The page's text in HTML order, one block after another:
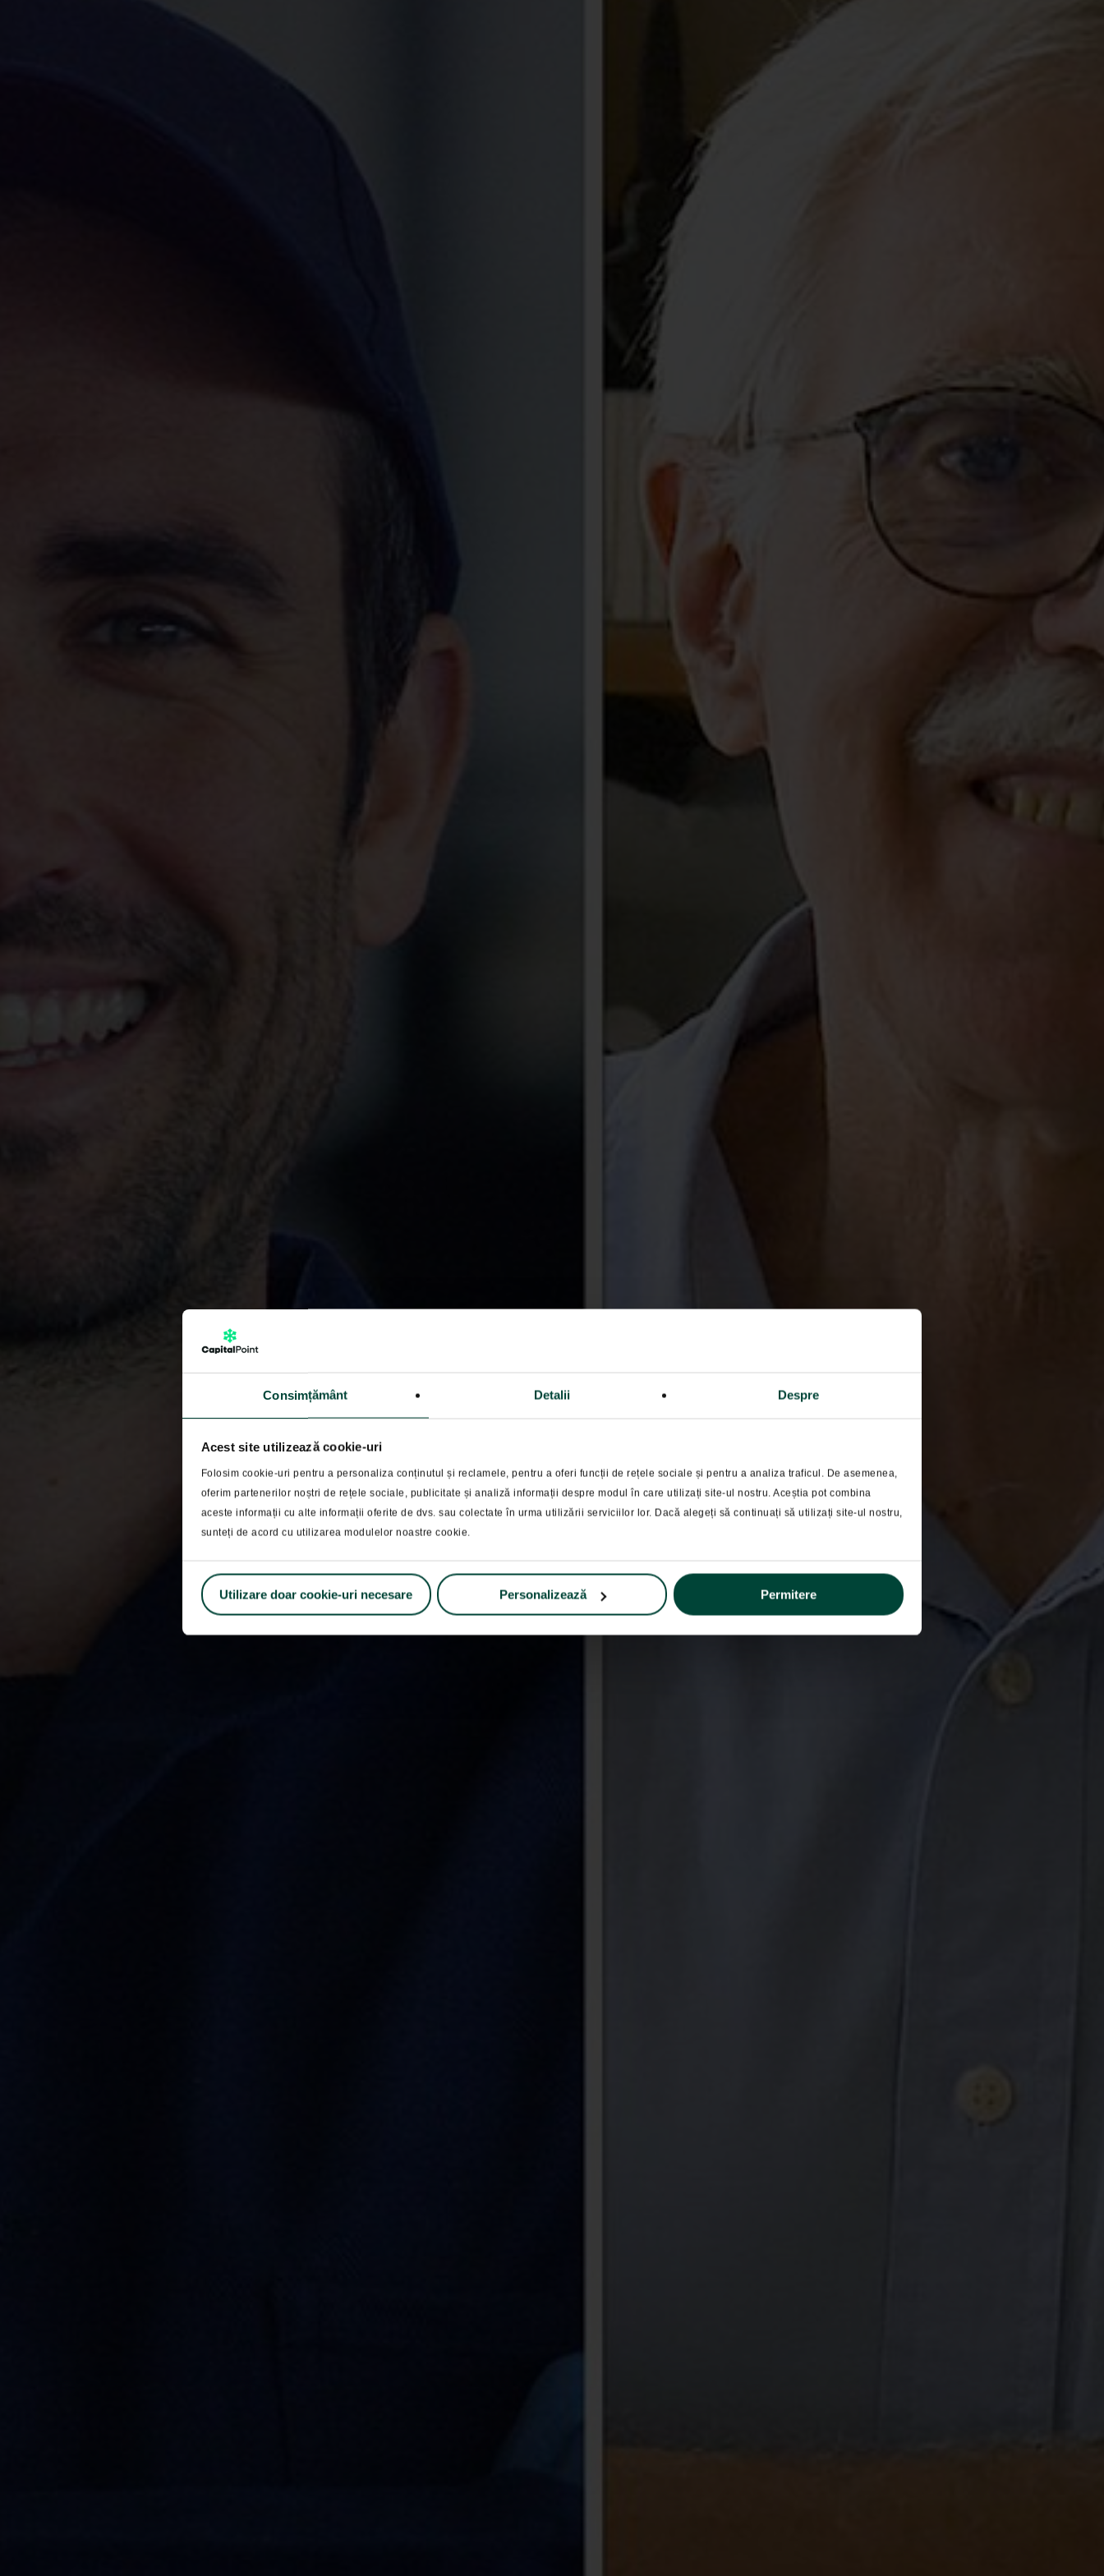
Consimțământ Detalii Despre
Acest site utilizează cookie-uri
Folosim cookie-uri pentru a personaliza conținutul și reclamele, pentru a oferi funcții de rețele sociale și pentru a analiza traficul. De asemenea,
oferim partenerilor noștri de rețele sociale, publicitate și analiză informații despre modul în care utilizați site-ul nostru. Aceștia pot combina
aceste informații cu alte informații oferite de dvs. sau colectate în urma utilizării serviciilor lor. Dacă alegeți să continuați să utilizați site-ul nostru,
sunteți de acord cu utilizarea modulelor noastre cookie.
Utilizare doar cookie-uri necesare Personalizează Permitere
Educatie financiara
Sectoarele Economice in Investitii